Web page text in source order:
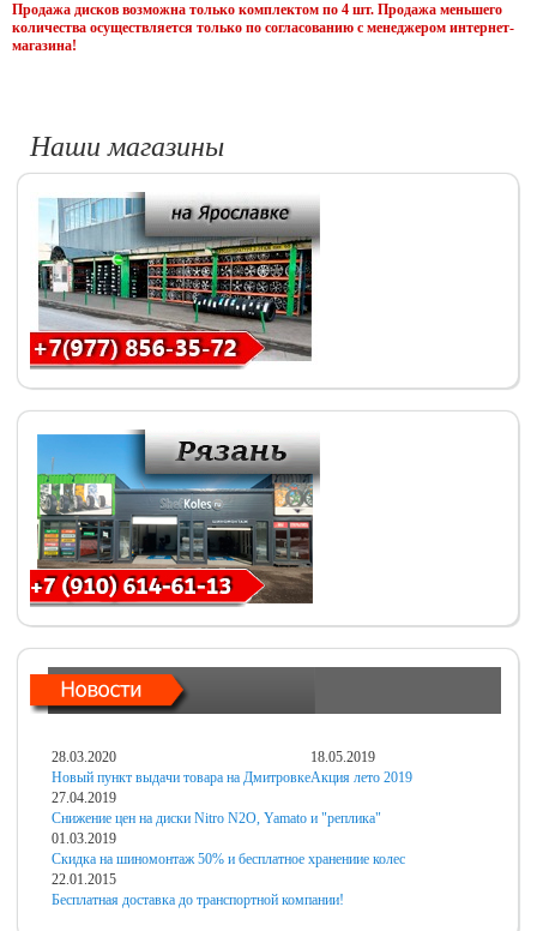
Продажа дисков возможна только комплектом по 4 шт. Продажа меньшего
количества осуществляется только по согласованию с менеджером интернет-
магазина!
Наши магазины
28.03.2020
Новый пункт выдачи товара на Дмитровке
18.05.2019
Акция лето 2019
27.04.2019
Снижение цен на диски Nitro N2O, Yamato и "реплика"
01.03.2019
Скидка на шиномонтаж 50% и бесплатное хранениие колес
22.01.2015
Бесплатная доставка до транспортной компании!